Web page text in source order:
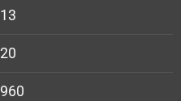
13
20
960